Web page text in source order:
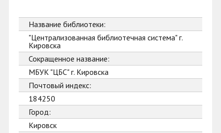
Название библиотеки:
"Централизованная библиотечная система" г.
Кировска
Сокращенное название:
МБУК "ЦБС" г. Кировска
Почтовый индекс:
184250
Город:
Кировск